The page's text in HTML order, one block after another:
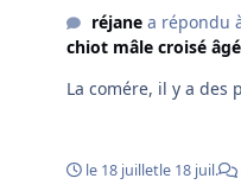
réjanea répondu
chiot mâle croisé
La comére, il y a des
le 18 juilletle 18 juil.